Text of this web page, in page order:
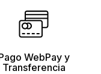
WebPay y
Transferencia